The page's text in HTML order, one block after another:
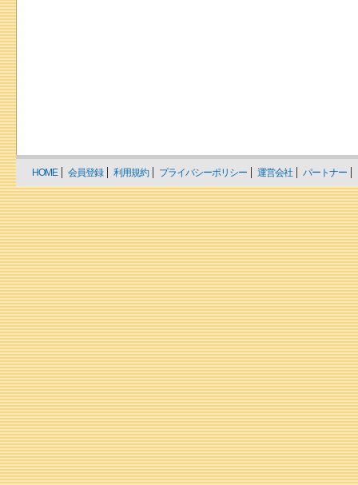
HOME 会員登録 利用規約 プライバシーポリシー 運営会社 パートナー